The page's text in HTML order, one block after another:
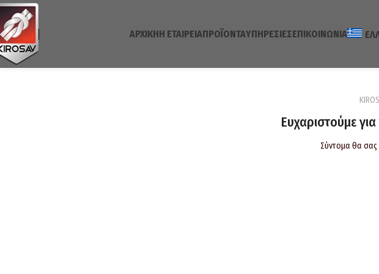
ΑΡΧΙΚΉH ΕΤΑΙΡΕΊΑΠΡΟΪΌΝΤΑΥΠΗΡΕΣΊΕΣΕΠΙΚΟΙΝΩΝΊΑ
Ευχαριστούμε
Σύντομα θα